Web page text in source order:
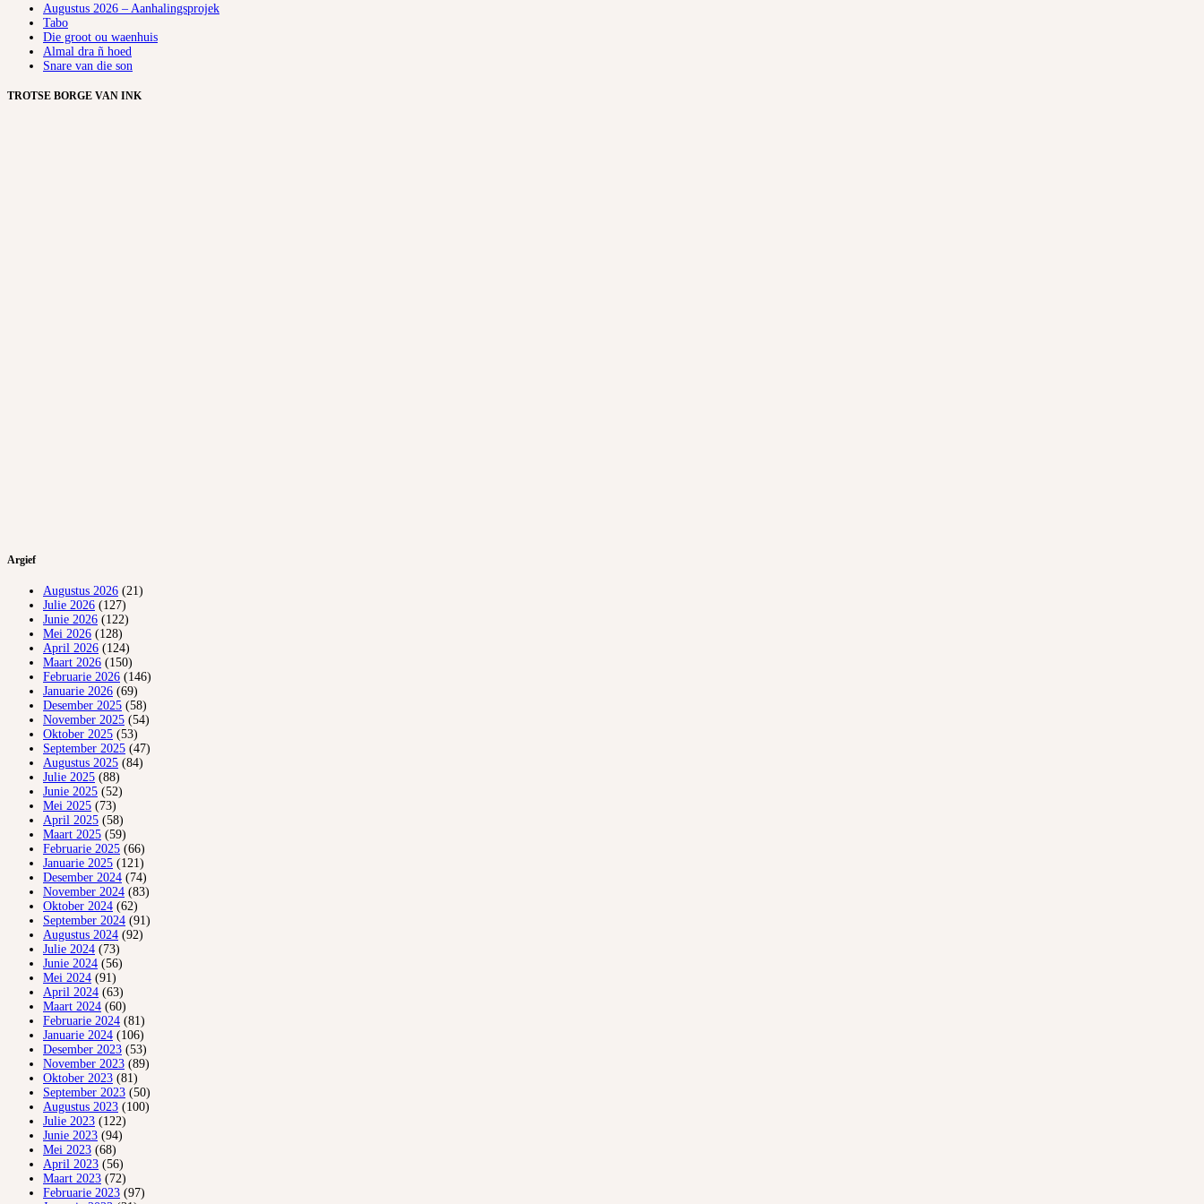
Augustus 2026 – Aanhalingsprojek
Tabo
Die groot ou waenhuis
Almal dra ñ hoed
Snare van die son
TROTSE BORGE VAN INK
Argief
Augustus 2026 (21)
Julie 2026 (127)
Junie 2026 (122)
Mei 2026 (128)
April 2026 (124)
Maart 2026 (150)
Februarie 2026 (146)
Januarie 2026 (69)
Desember 2025 (58)
November 2025 (54)
Oktober 2025 (53)
September 2025 (47)
Augustus 2025 (84)
Julie 2025 (88)
Junie 2025 (52)
Mei 2025 (73)
April 2025 (58)
Maart 2025 (59)
Februarie 2025 (66)
Januarie 2025 (121)
Desember 2024 (74)
November 2024 (83)
Oktober 2024 (62)
September 2024 (91)
Augustus 2024 (92)
Julie 2024 (73)
Junie 2024 (56)
Mei 2024 (91)
April 2024 (63)
Maart 2024 (60)
Februarie 2024 (81)
Januarie 2024 (106)
Desember 2023 (53)
November 2023 (89)
Oktober 2023 (81)
September 2023 (50)
Augustus 2023 (100)
Julie 2023 (122)
Junie 2023 (94)
Mei 2023 (68)
April 2023 (56)
Maart 2023 (72)
Februarie 2023 (97)